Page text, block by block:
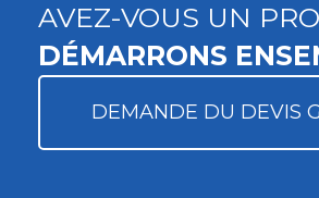
AVEZ-VOUS UN
DÉMARRONS
DEMANDE DU DEVIS